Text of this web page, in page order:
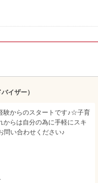
イザー）
験からのスタートです♪☆子育
らは自分の為に手軽にスキ
問い合わせください♪